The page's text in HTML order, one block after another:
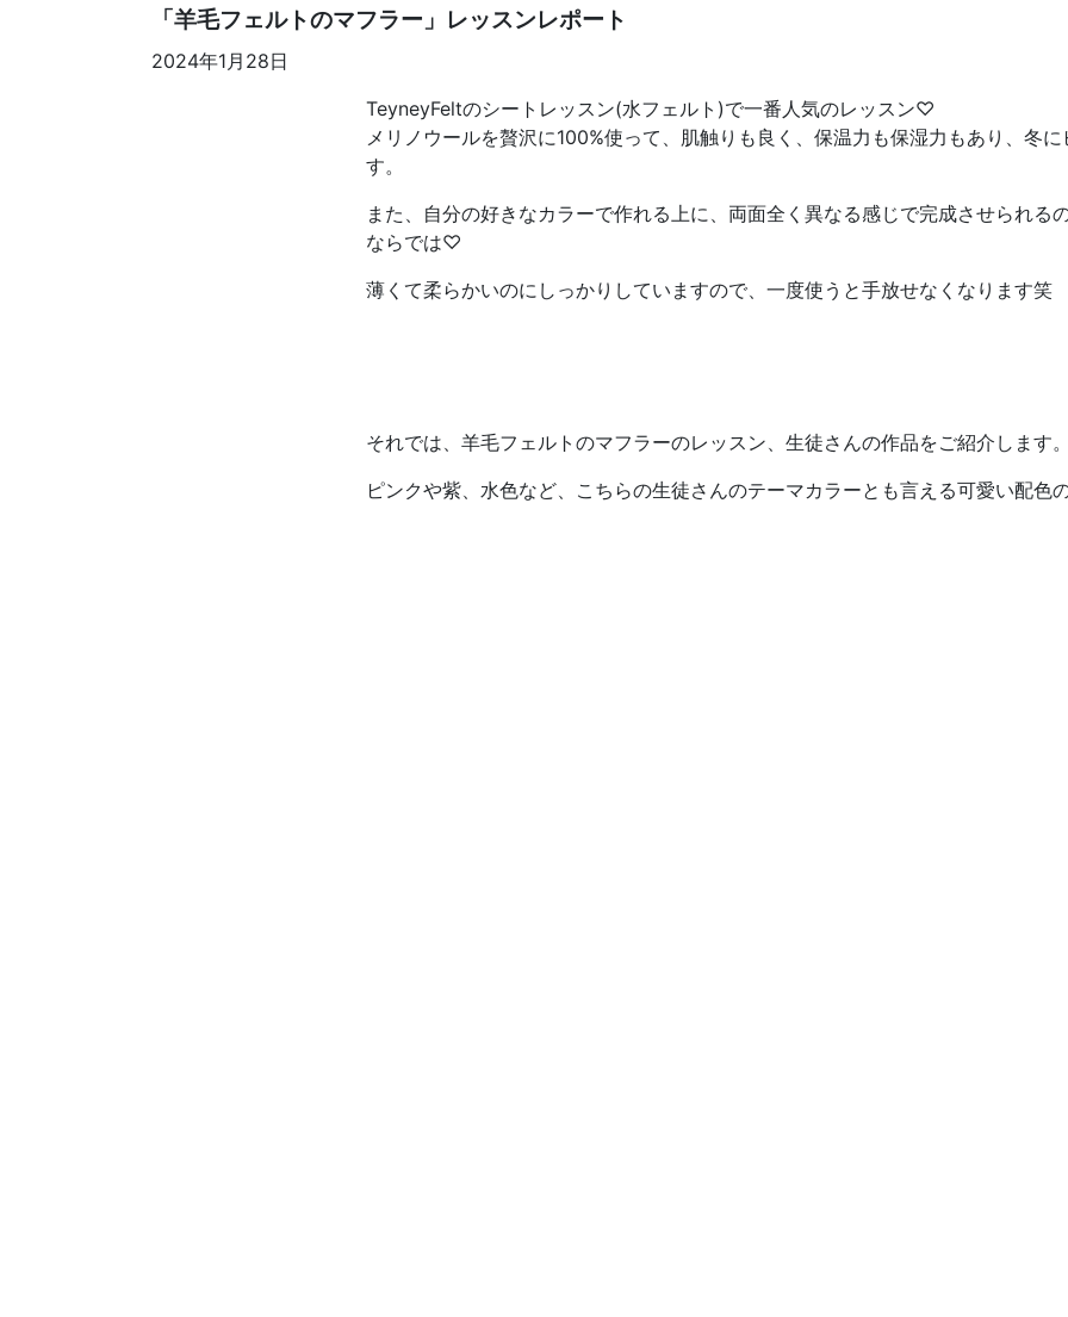
「羊毛フェルトのマフラー」レッスンレポート
2024年1月28日
TeyneyFeltのシートレッスン(水フェルト)で一番人気のレッスン♡
メリノウールを贅沢に100%使って、肌触りも良く、保温力も保湿力もあり、冬
す。
また、自分の好きなカラーで作れる上に、両面全く異なる感じで完成させられる
ならでは♡
薄くて柔らかいのにしっかりしていますので、一度使うと手放せなくなります笑
それでは、羊毛フェルトのマフラーのレッスン、生徒さんの作品をご紹介します。
ピンクや紫、水色など、こちらの生徒さんのテーマカラーとも言える可愛い配色